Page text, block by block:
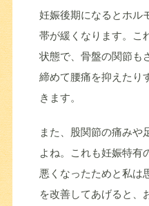
妊娠後期になるとホル
帯が緩くなります。こ
状態で、骨盤の関節も
締めて腰痛を抑えたり
きます。
また、股関節の痛みや
よね。これも妊娠特有
悪くなったためと私は
を改善してあげると、